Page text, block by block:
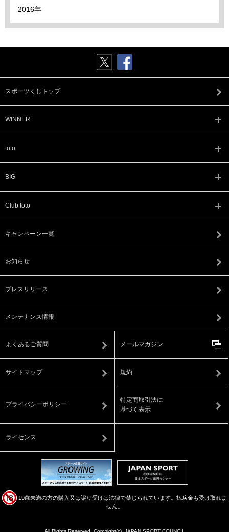
2016年
スポーツくじトップ
WINNER
toto
BIG
Club toto
キャンペーン一覧
お知らせ
プレスリリース
メンテナンス情報
よくあるご質問 メールマガジン
サイトマップ 規約
プライバシーポリシー
特定商取引法に
基づく表示
ライセンス
19歳未満の方の購入又は譲り受けは法律で禁じられています。払戻金も受け取れま
せん。